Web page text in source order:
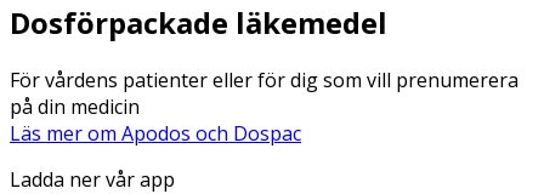
Dosförpackade läkemedel
För vårdens patienter eller för dig som vill prenumerera
på din medicin
Läs mer om Apodos och Dospac
Ladda ner vår app